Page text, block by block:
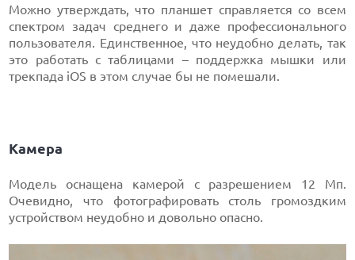
Можно утверждать, что планшет справляется со всем
спектром задач среднего и даже профессионального
пользователя. Единственное, что неудобно делать, так
это работать с таблицами – поддержка мышки или
трекпада iOS в этом случае бы не помешали.
Камера
Модель оснащена камерой с разрешением 12 Мп.
Очевидно, что фотографировать столь громоздким
устройством неудобно и довольно опасно.